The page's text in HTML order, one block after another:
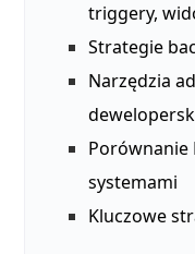
triggery,
Strategie
Narzędzia
Porównanie
systemami
Kluczowe